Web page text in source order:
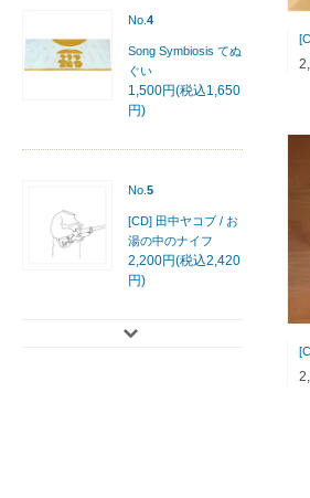
No. 4
Song Symbiosis てぬ
ぐい
1,500円(税込1,650
円)
No. 5
[CD] 田中ヤコブ / お
湯の中のナイフ
2,200円(税込2,420
円)